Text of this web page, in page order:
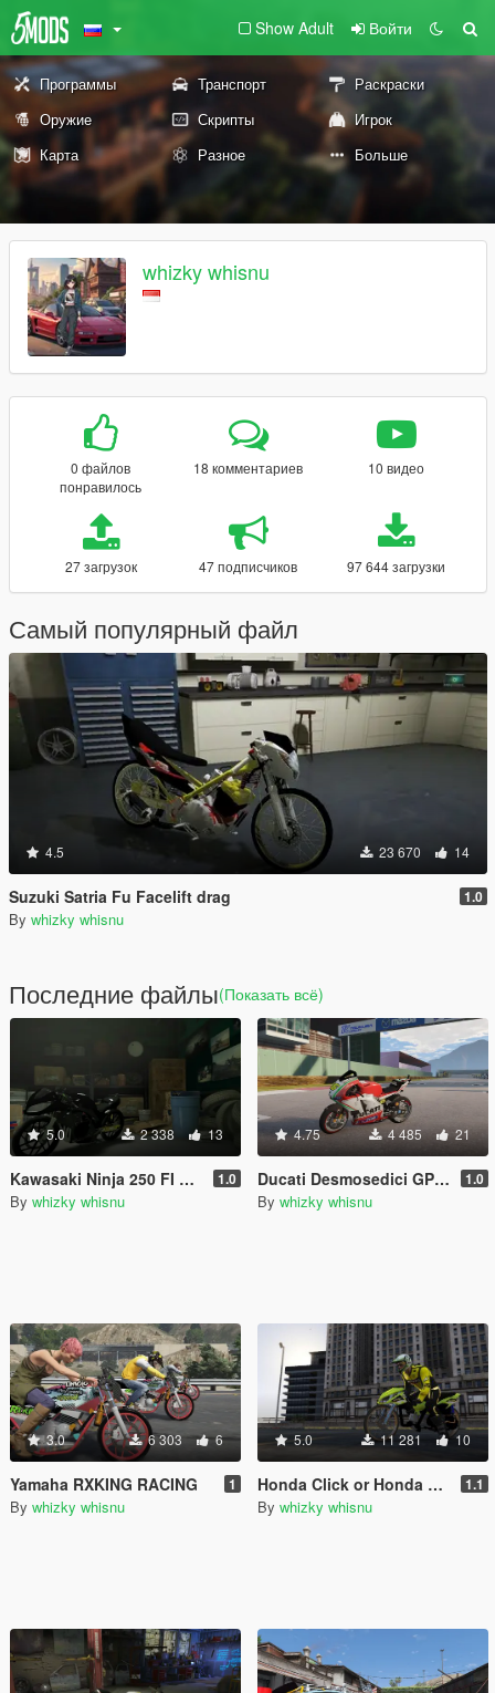
Show Adult Войти
Программы Транспорт
Раскраски
Оружие
Скрипты
Игрок
Карта
Разное Больше
whizky whisnu
0 файлов
понравилось
18 комментариев 10 видео
27 загрузок 47 подписчиков 97 644 загрузки
Самый популярный файл
4.5 23 670 14
Suzuki Satria Fu Facelift drag 1.0
By whizky whisnu
Последние файлы(Показать всё)
5.0 2 338 13
Kawasaki Ninja 250 FI Drag 1.0
By whizky whisnu
4.75 4 485 21
Ducati Desmosedici GP12 Valentino Rossi MotoGP 1.0
By whizky whisnu
3.0 6 303 6
Yamaha RXKING RACING 1
By whizky whisnu
5.0 11 281 10
Honda Click or Honda Vario Drag [addon] 1.1
By whizky whisnu